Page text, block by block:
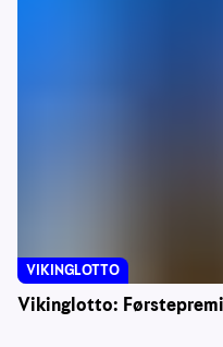
Vikinglotto:
VIKINGLOTTO